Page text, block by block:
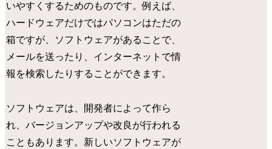
いやすくするためのものです。例えば、
ハードウェアだけではパソコンはただの
箱ですが、ソフトウェアがあることで、
メールを送ったり、インターネットで情
報を検索したりすることができます。
ソフトウェアは、開発者によって作ら
れ、バージョンアップや改良が行われる
こともあります。新しいソフトウェアが